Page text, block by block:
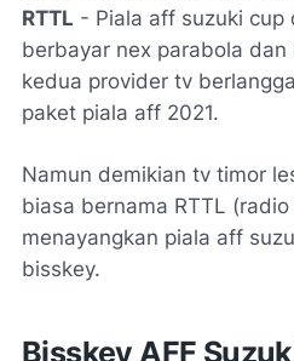
RTTL - Piala aff suzuki cup
berbayar nex parabola
kedua provider tv
paket piala aff 2021.
Namun demikian tv timor
biasa bernama RTTL
menayangkan piala aff
bisskey.
Bisskey AFF